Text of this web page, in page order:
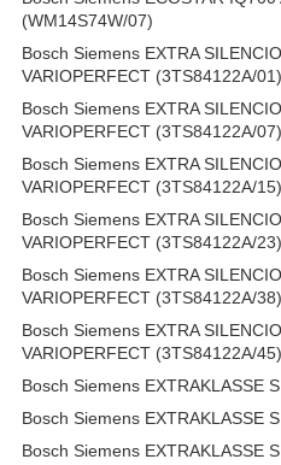
(WM14S74W/07)
Bosch Siemens EXTRA
VARIOPERFECT (3TS84122A/01)
Bosch Siemens EXTRA
VARIOPERFECT (3TS84122A/07)
Bosch Siemens EXTRA
VARIOPERFECT (3TS84122A/15)
Bosch Siemens EXTRA
VARIOPERFECT (3TS84122A/23)
Bosch Siemens EXTRA
VARIOPERFECT (3TS84122A/38)
Bosch Siemens EXTRA
VARIOPERFECT (3TS84122A/45)
Bosch Siemens EXTRAKLASSE
Bosch Siemens EXTRAKLASSE
Bosch Siemens EXTRAKLASSE